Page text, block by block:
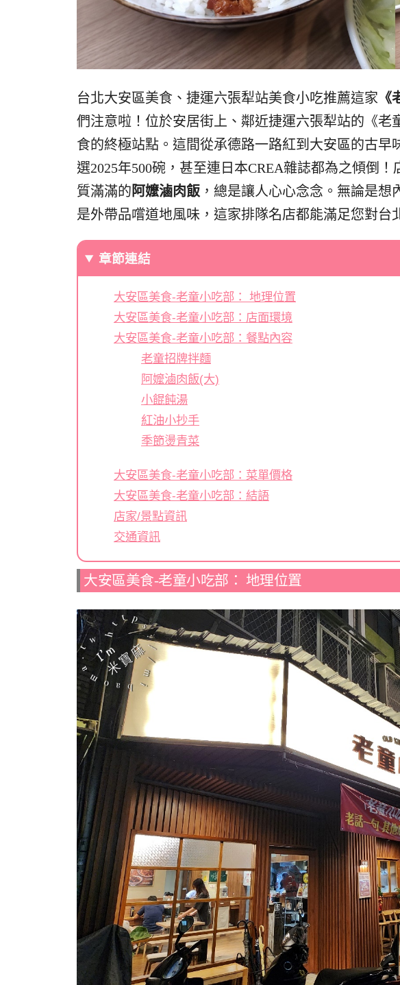
台北大安區美食、捷運六張犁站美食小吃推薦這家 《
們注意啦！位於安居街上、鄰近捷運六張犁站的《老
食的終極站點。這間從承德路一路紅到大安區的古早
選2025年500碗，甚至連日本CREA雜誌都為之傾倒！
質滿滿的阿嬤滷肉飯 ，總是讓人心心念念。無論是
是外帶品嚐道地風味，這家排隊名店都能滿足您對台
章節連結
大安區美食-老童小吃部： 地理位置
大安區美食-老童小吃部：店面環境
大安區美食-老童小吃部：餐點內容
老童招牌拌麵
阿嬤滷肉飯(大)
小餛飩湯
紅油小抄手
季節燙青菜
大安區美食-老童小吃部：菜單價格
大安區美食-老童小吃部：結語
店家/景點資訊
交通資訊
大安區美食-老童小吃部： 地理位置